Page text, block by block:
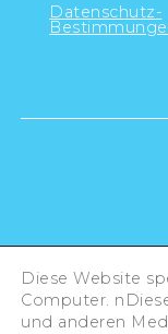
Datenschutz-
Diese Website
Computer.
und anderen